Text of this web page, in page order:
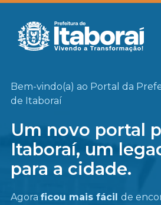
Bem-vindo(a) ao Portal da
de Itaboraí
Um novo portal
Itaboraí, um
para a cidade.
Agora ficou mais fácil de